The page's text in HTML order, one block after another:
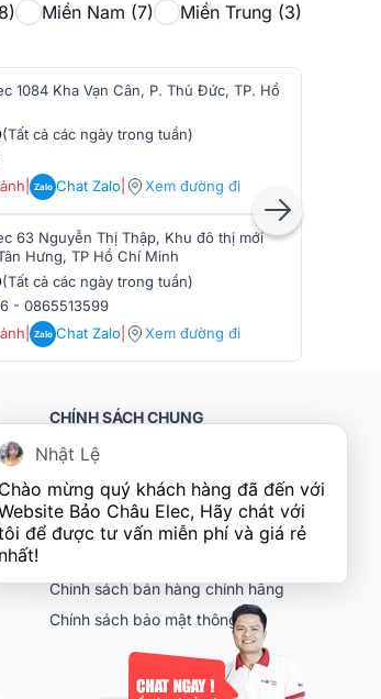
Miền Nam (7) Miền Trung (3)
1084 Kha Vạn Cân, P. Thủ Đức, TP. Hồ
(Tất cả các ngày trong tuần)
| Zalo Chat Zalo Xem đường đi
63 Nguyễn Thị Thập, Khu đô thị mới
Hưng, TP Hồ Chí Minh
(Tất cả các ngày trong tuần)
- 0865513599
| Zalo Chat Zalo Xem đường đi
CHÍNH SÁCH CHUNG
Khách hàng doanh nghiệp (B2B)
Chính sách bảo hành
Chính sách đổi trả
Chính sách bán hàng chính hãng
Chính sách bảo mật thông tin
Nhật Lệ
Chào mừng quý khách hàng đã đến với
Bảo Châu Elec, Hãy chát với
để được tư vấn miễn phí và giá rẻ
nhất!